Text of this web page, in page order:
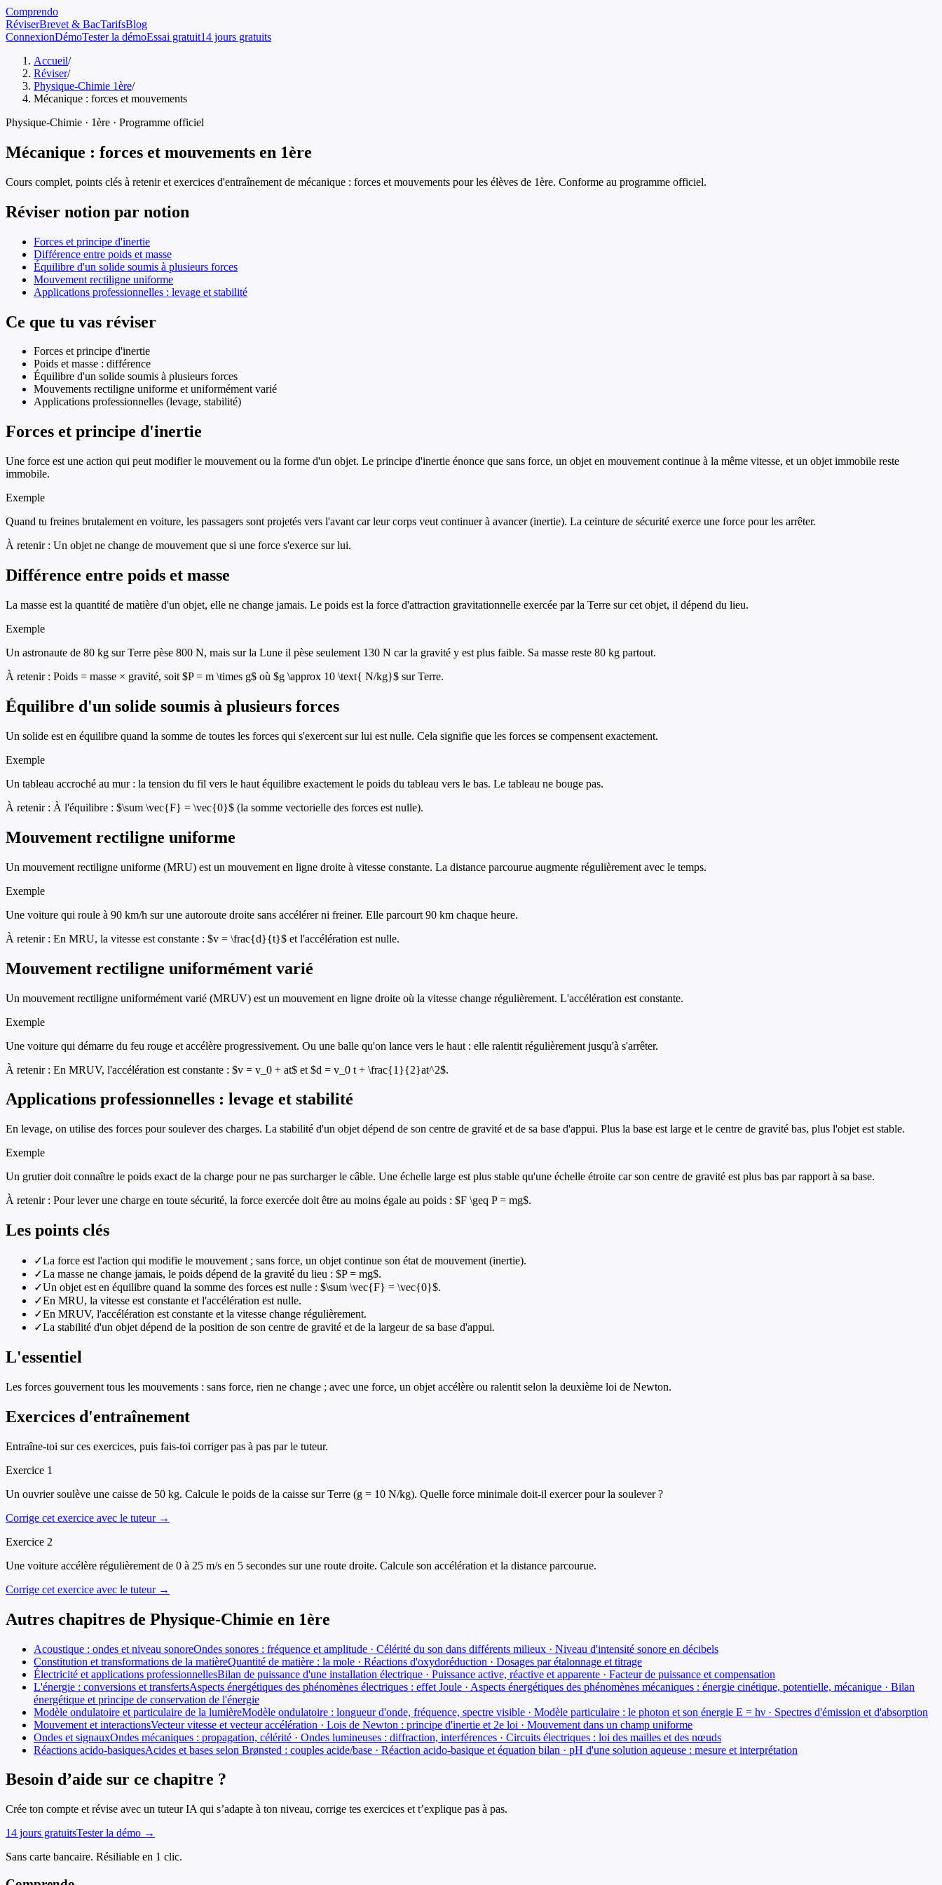
Comprendo
RéviserBrevet & BacTarifsBlog
ConnexionDémoTester la démoEssai gratuit14 jours gratuits
Accueil/
Réviser/
Physique-Chimie 1ère/
Mécanique : forces et mouvements
Physique-Chimie · 1ère · Programme officiel
Mécanique : forces et mouvements en 1ère
Cours complet, points clés à retenir et exercices d'entraînement de mécanique : forces et mouvements pour les élèves de 1ère. Conforme au programme officiel.
Réviser notion par notion
Forces et principe d'inertie
Différence entre poids et masse
Équilibre d'un solide soumis à plusieurs forces
Mouvement rectiligne uniforme
Applications professionnelles : levage et stabilité
Ce que tu vas réviser
Forces et principe d'inertie
Poids et masse : différence
Équilibre d'un solide soumis à plusieurs forces
Mouvements rectiligne uniforme et uniformément varié
Applications professionnelles (levage, stabilité)
Forces et principe d'inertie
Une force est une action qui peut modifier le mouvement ou la forme d'un objet. Le principe d'inertie énonce que sans force, un objet en mouvement continue à la même vitesse, et un objet immobile reste
immobile.
Exemple
Quand tu freines brutalement en voiture, les passagers sont projetés vers l'avant car leur corps veut continuer à avancer (inertie). La ceinture de sécurité exerce une force pour les arrêter.
À retenir : Un objet ne change de mouvement que si une force s'exerce sur lui.
Différence entre poids et masse
La masse est la quantité de matière d'un objet, elle ne change jamais. Le poids est la force d'attraction gravitationnelle exercée par la Terre sur cet objet, il dépend du lieu.
Exemple
Un astronaute de 80 kg sur Terre pèse 800 N, mais sur la Lune il pèse seulement 130 N car la gravité y est plus faible. Sa masse reste 80 kg partout.
À retenir : Poids = masse × gravité, soit $P = m \times g$ où $g \approx 10 \text{ N/kg}$ sur Terre.
Équilibre d'un solide soumis à plusieurs forces
Un solide est en équilibre quand la somme de toutes les forces qui s'exercent sur lui est nulle. Cela signifie que les forces se compensent exactement.
Exemple
Un tableau accroché au mur : la tension du fil vers le haut équilibre exactement le poids du tableau vers le bas. Le tableau ne bouge pas.
À retenir : À l'équilibre : $\sum \vec{F} = \vec{0}$ (la somme vectorielle des forces est nulle).
Mouvement rectiligne uniforme
Un mouvement rectiligne uniforme (MRU) est un mouvement en ligne droite à vitesse constante. La distance parcourue augmente régulièrement avec le temps.
Exemple
Une voiture qui roule à 90 km/h sur une autoroute droite sans accélérer ni freiner. Elle parcourt 90 km chaque heure.
À retenir : En MRU, la vitesse est constante : $v = \frac{d}{t}$ et l'accélération est nulle.
Mouvement rectiligne uniformément varié
Un mouvement rectiligne uniformément varié (MRUV) est un mouvement en ligne droite où la vitesse change régulièrement. L'accélération est constante.
Exemple
Une voiture qui démarre du feu rouge et accélère progressivement. Ou une balle qu'on lance vers le haut : elle ralentit régulièrement jusqu'à s'arrêter.
À retenir : En MRUV, l'accélération est constante : $v = v_0 + at$ et $d = v_0 t + \frac{1}{2}at^2$.
Applications professionnelles : levage et stabilité
En levage, on utilise des forces pour soulever des charges. La stabilité d'un objet dépend de son centre de gravité et de sa base d'appui. Plus la base est large et le centre de gravité bas, plus l'objet est stable.
Exemple
Un grutier doit connaître le poids exact de la charge pour ne pas surcharger le câble. Une échelle large est plus stable qu'une échelle étroite car son centre de gravité est plus bas par rapport à sa base.
À retenir : Pour lever une charge en toute sécurité, la force exercée doit être au moins égale au poids : $F \geq P = mg$.
Les points clés
✓La force est l'action qui modifie le mouvement ; sans force, un objet continue son état de mouvement (inertie).
✓La masse ne change jamais, le poids dépend de la gravité du lieu : $P = mg$.
✓Un objet est en équilibre quand la somme des forces est nulle : $\sum \vec{F} = \vec{0}$.
✓En MRU, la vitesse est constante et l'accélération est nulle.
✓En MRUV, l'accélération est constante et la vitesse change régulièrement.
✓La stabilité d'un objet dépend de la position de son centre de gravité et de la largeur de sa base d'appui.
L'essentiel
Les forces gouvernent tous les mouvements : sans force, rien ne change ; avec une force, un objet accélère ou ralentit selon la deuxième loi de Newton.
Exercices d'entraînement
Entraîne-toi sur ces exercices, puis fais-toi corriger pas à pas par le tuteur.
Exercice 1
Un ouvrier soulève une caisse de 50 kg. Calcule le poids de la caisse sur Terre (g = 10 N/kg). Quelle force minimale doit-il exercer pour la soulever ?
Corrige cet exercice avec le tuteur →
Exercice 2
Une voiture accélère régulièrement de 0 à 25 m/s en 5 secondes sur une route droite. Calcule son accélération et la distance parcourue.
Corrige cet exercice avec le tuteur →
Autres chapitres de Physique-Chimie en 1ère
Acoustique : ondes et niveau sonoreOndes sonores : fréquence et amplitude · Célérité du son dans différents milieux · Niveau d'intensité sonore en décibels
Constitution et transformations de la matièreQuantité de matière : la mole · Réactions d'oxydoréduction · Dosages par étalonnage et titrage
Électricité et applications professionnellesBilan de puissance d'une installation électrique · Puissance active, réactive et apparente · Facteur de puissance et compensation
L'énergie : conversions et transfertsAspects énergétiques des phénomènes électriques : effet Joule · Aspects énergétiques des phénomènes mécaniques : énergie cinétique, potentielle, mécanique · Bilan
énergétique et principe de conservation de l'énergie
Modèle ondulatoire et particulaire de la lumièreModèle ondulatoire : longueur d'onde, fréquence, spectre visible · Modèle particulaire : le photon et son énergie E = hν · Spectres d'émission et d'absorption
Mouvement et interactionsVecteur vitesse et vecteur accélération · Lois de Newton : principe d'inertie et 2e loi · Mouvement dans un champ uniforme
Ondes et signauxOndes mécaniques : propagation, célérité · Ondes lumineuses : diffraction, interférences · Circuits électriques : loi des mailles et des nœuds
Réactions acido-basiquesAcides et bases selon Brønsted : couples acide/base · Réaction acido-basique et équation bilan · pH d'une solution aqueuse : mesure et interprétation
Besoin d’aide sur ce chapitre ?
Crée ton compte et révise avec un tuteur IA qui s’adapte à ton niveau, corrige tes exercices et t’explique pas à pas.
14 jours gratuitsTester la démo →
Sans carte bancaire. Résiliable en 1 clic.